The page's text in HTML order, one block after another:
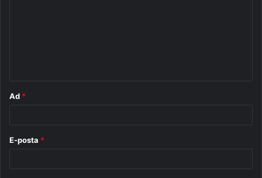
Ad *
E-posta *